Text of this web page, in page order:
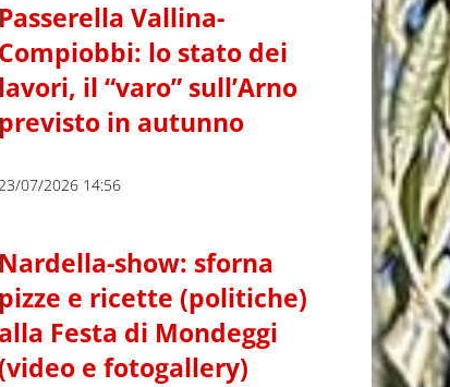
Passerella Vallina-
Compiobbi: lo stato dei
lavori, il “varo” sull’Arno
previsto in autunno
07/2026 14:56
Nardella-show: sforna
pizze e ricette (politiche)
alla Festa di Mondeggi
(video e fotogallery)